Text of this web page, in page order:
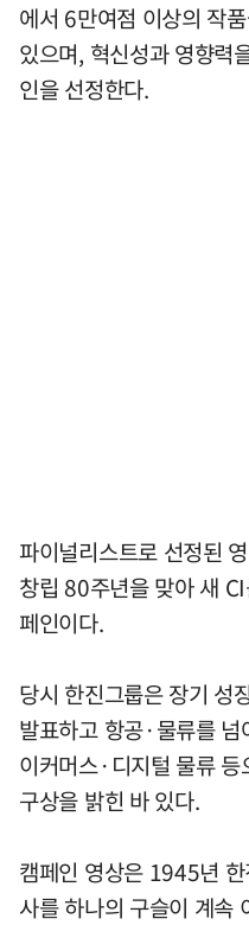
에서 6만여점 이상의 작
있으며, 혁신성과 영향력
인을 선정한다.
파이널리스트로 선정된
창립 80주년을 맞아 새
페인이다.
당시 한진그룹은 장기
발표하고 항공·물류를
이커머스·디지털 물류
구상을 밝힌 바 있다.
캠페인 영상은 1945년
사를 하나의 구슬이 계속